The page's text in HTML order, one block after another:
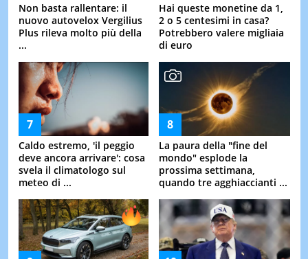
Non basta rallentare: il
nuovo autovelox Vergilius
Plus rileva molto più della
...
Hai queste monetine da 1,
2 o 5 centesimi in casa?
Potrebbero valere migliaia
di euro
Caldo estremo, 'il peggio
deve ancora arrivare': cosa
svela il climatologo sul
meteo di ...
La paura della "fine del
mondo" esplode la
prossima settimana,
quando tre agghiaccianti ...